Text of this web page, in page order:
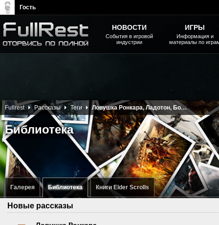
Галерея Библиотека Книги Elder Scrolls
Библиотека
Fullrest Рассказы Теги Ловушка Ронкара, Ладотон, Борис Гласман, Ladoton, Oblivion, TES
Новые рассказы
НОВОСТИ
События в игровой
индустрии
ИГРЫ
Информация и
материалы по
Гость